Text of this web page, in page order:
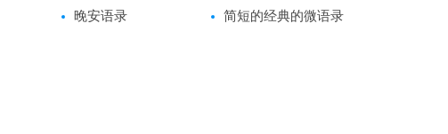
晚安语录 简短的经典的微语录